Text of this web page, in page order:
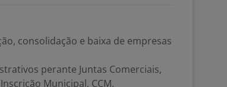
consolidação e baixa de empresas
perante Juntas Comerciais,
Municipal, CCM,